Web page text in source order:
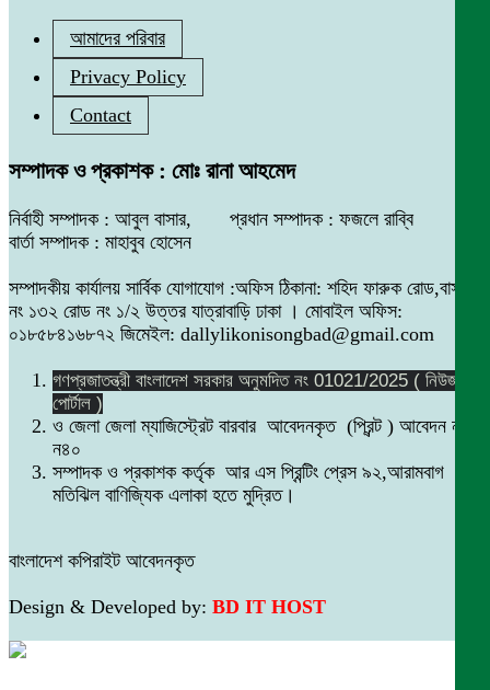
আমাদের পরিবার
Privacy Policy
Contact
সম্পাদক ও প্রকাশক : মোঃ রানা আহমেদ
নির্বাহী সম্পাদক : আবুল বাসার, প্রধান সম্পাদক : ফজলে রাব্বি
বার্তা সম্পাদক : মাহাবুব হোসেন
সম্পাদকীয় কার্যালয় সার্বিক যোগাযোগ :অফিস ঠিকানা: শহিদ ফারুক রোড,বাসা
নং ১৩২ রোড নং ১/২ উত্তর যাত্রাবাড়ি ঢাকা । মোবাইল অফিস:
০১৮৫৮৪১৬৮৭২ জিমেইল: dallylikonisongbad@gmail.com
গণপ্রজাতন্ত্রী বাংলাদেশ সরকার অনুমদিত নং 01021/2025 ( নিউজ
পোর্টাল )
ও জেলা জেলা ম্যাজিস্ট্রেট বারবার আবেদনকৃত (প্রিন্ট ) আবেদন নং
ন৪০
সম্পাদক ও প্রকাশক কর্তৃক আর এস প্রিন্টিং প্রেস ৯২,আরামবাগ
মতিঝিল বাণিজ্যিক এলাকা হতে মুদ্রিত।
বাংলাদেশ কপিরাইট আবেদনকৃত
Design & Developed by: BD IT HOST